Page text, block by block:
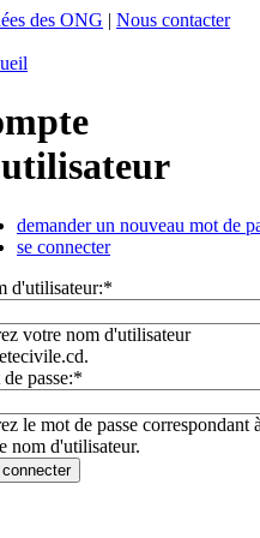
des ONG | Nous contacter
demander un nouveau mot de
se connecter
d'utilisateur:*
votre nom d'utilisateur
passe:*
le mot de passe correspondant à
nom d'utilisateur.